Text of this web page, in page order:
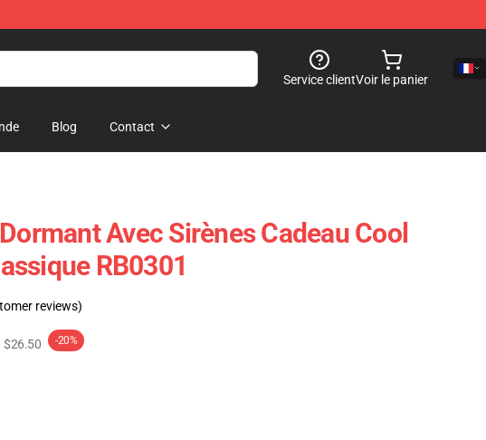
Service clientVoir le panier
Blog Contact
Avec Sirènes Cadeau Cool
RB0301
reviews)
$26.50 -20%